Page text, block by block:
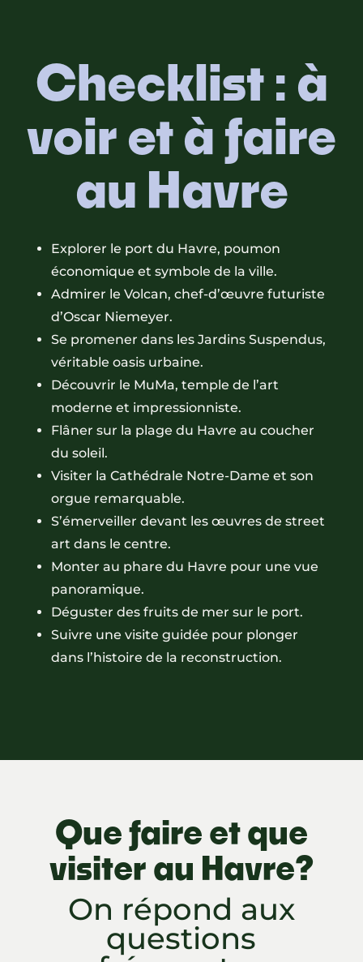
Checklist : à
voir et à faire
au Havre
Explorer le port du Havre, poumon
économique et symbole de la ville.
Admirer le Volcan, chef-d’œuvre futuriste
d’Oscar Niemeyer.
Se promener dans les Jardins Suspendus,
véritable oasis urbaine.
Découvrir le MuMa, temple de l’art
moderne et impressionniste.
Flâner sur la plage du Havre au coucher
du soleil.
Visiter la Cathédrale Notre-Dame et son
orgue remarquable.
S’émerveiller devant les œuvres de street
art dans le centre.
Monter au phare du Havre pour une vue
panoramique.
Déguster des fruits de mer sur le port.
Suivre une visite guidée pour plonger
dans l’histoire de la reconstruction.
Que faire et que
visiter au Havre?
On répond aux
questions